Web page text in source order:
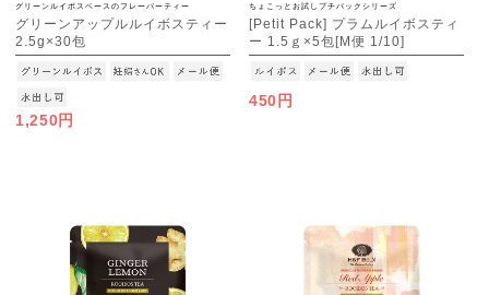
グリーンルイボスベースのフレーバーティー
グリーンアップルルイボスティー
2.5g×30包
[M便 1/3]
1,250円
ちょこっとお試しプチパックシリーズ
[Petit Pack] プラムルイボスティ
ー 1.5ｇ×5包[M便 1/10]
450円